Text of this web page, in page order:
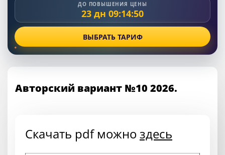
ДО ПОВЫШЕНИЯ ЦЕНЫ
23 дн 09:14:49
ВЫБРАТЬ ТАРИФ
Авторский вариант №10 2026.
Скачать pdf можноздесь